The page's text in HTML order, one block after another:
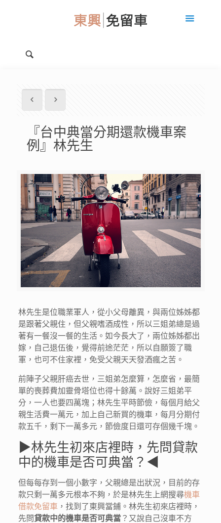
『台中典當分期還款機車案
例』林先生
林先生是位職業軍人，從小父母離異，與兩位姊姊都
是跟著父親住，但父親嗜酒成性，所以三姐弟總是過
著有一餐沒一餐的生活。如今長大了，兩位姊姊都出
嫁，自己退伍後，覺得前途茫茫，所以自願簽了職
軍，也可不住家裡，免受父親天天發酒瘋之苦。
前陣子父親肝癌去世，三姐弟怎麼算，怎麼省，最簡
單的喪葬費加靈骨塔位也得十餘萬。說好三姐弟平
分，一人也要四萬塊；林先生平時節儉，每個月給父
親生活費一萬元，加上自己新買的機車，每月分期付
款五千，剩下一萬多元，節儉度日還可存個幾千塊。
▶林先生初來店裡時，先問貸款
中的機車是否可典當？◀
但每每存到一個小數字，父親總是出狀況，目前的存
款只剩一萬多元根本不夠，於是林先生上網搜尋機車
借款免留車 ，找到了東興當鋪。林先生初來店裡時，
先問貸款中的機車是否可典當 ？又說自己沒車不方